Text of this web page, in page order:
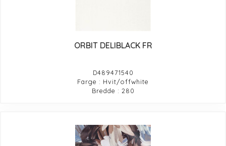
ORBIT DELIBLACK FR
D489471540
Farge : Hvit/offwhite
Bredde : 280